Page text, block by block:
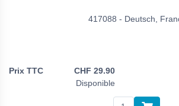
417088 - Deutsch,
CHF 29.90
Disponible